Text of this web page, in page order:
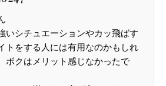
いシチュエーションやカッ飛ばす
トをする人には有用なのかもしれ
ボクはメリット感じなかったで